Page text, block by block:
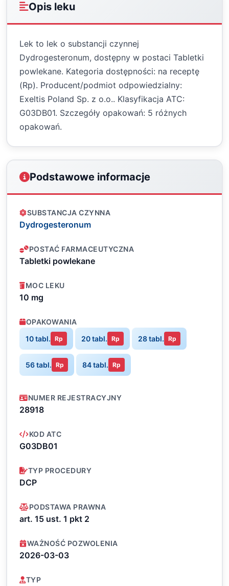
Opis leku
Lek to lek o substancji czynnej
Dydrogesteronum, dostępny w postaci Tabletki
powlekane. Kategoria dostępności: na receptę
(Rp). Producent/podmiot odpowiedzialny:
Exeltis Poland Sp. z o.o.. Klasyfikacja ATC:
G03DB01. Szczegóły opakowań: 5 różnych
opakowań.
Podstawowe informacje
SUBSTANCJA CZYNNA
Dydrogesteronum
POSTAĆ FARMACEUTYCZNA
Tabletki powlekane
MOC LEKU
10 mg
OPAKOWANIA
10 tabl. Rp 20 tabl. Rp 28 tabl. Rp
56 tabl. Rp 84 tabl. Rp
NUMER REJESTRACYJNY
28918
KOD ATC
G03DB01
TYP PROCEDURY
DCP
PODSTAWA PRAWNA
art. 15 ust. 1 pkt 2
WAŻNOŚĆ POZWOLENIA
2026-03-03
TYP